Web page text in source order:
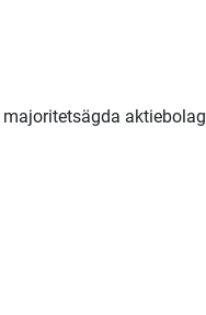
aktiebolag